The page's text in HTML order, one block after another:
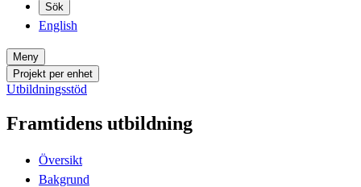
Sök
English
Meny
Projekt per enhet
Utbildningsstöd
Framtidens utbildning
Översikt
Bakgrund